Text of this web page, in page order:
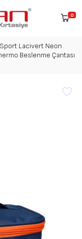
0
Lacivert Neon
Beslenme Çantası